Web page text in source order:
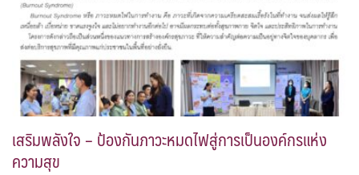
เสริมพลังใจ – ป้องกันภาวะหมดไฟสู่การเป็นองค์กรแห่ง
ความสุข